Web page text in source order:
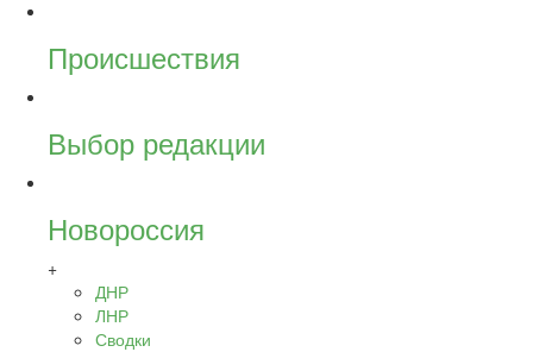
Происшествия
Выбор редакции
Новороссия
+
ДНР
ЛНР
Сводки